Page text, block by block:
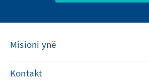
Misioni ynë
Kontakt